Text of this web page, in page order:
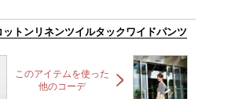
ットンリネンツイルタックワイドパンツ
このアイテムを使った
他のコーデ